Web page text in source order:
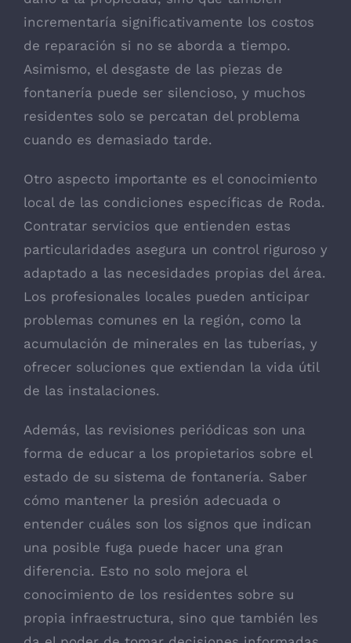
incrementaría significativamente los costos
de reparación si no se aborda a tiempo.
Asimismo, el desgaste de las piezas de
fontanería puede ser silencioso, y muchos
residentes solo se percatan del problema
cuando es demasiado tarde.
Otro aspecto importante es el conocimiento
local de las condiciones específicas de Roda.
Contratar servicios que entienden estas
particularidades asegura un control riguroso y
adaptado a las necesidades propias del área.
Los profesionales locales pueden anticipar
problemas comunes en la región, como la
acumulación de minerales en las tuberías, y
ofrecer soluciones que extiendan la vida útil
de las instalaciones.
Además, las revisiones periódicas son una
forma de educar a los propietarios sobre el
estado de su sistema de fontanería. Saber
cómo mantener la presión adecuada o
entender cuáles son los signos que indican
una posible fuga puede hacer una gran
diferencia. Esto no solo mejora el
conocimiento de los residentes sobre su
propia infraestructura, sino que también les